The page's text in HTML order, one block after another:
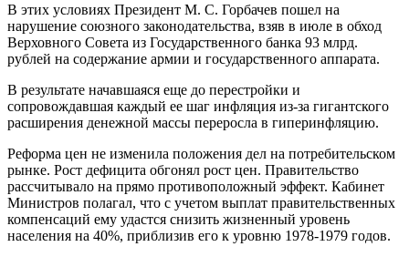
В этих условиях Президент М. С. Горбачев пошел на
нарушение союзного законодательства, взяв в июле в обход
Верховного Совета из Государственного банка 93 млрд.
рублей на содержание армии и государственного аппарата.
В результате начавшаяся еще до перестройки и
сопровождавшая каждый ее шаг инфляция из-за гигантского
расширения денежной массы переросла в гиперинфляцию.
Реформа цен не изменила положения дел на потребительском
рынке. Рост дефицита обгонял рост цен. Правительство
рассчитывало на прямо противоположный эффект. Кабинет
Министров полагал, что с учетом выплат правительственных
компенсаций ему удастся снизить жизненный уровень
населения на 40%, приблизив его к уровню 1978-1979 годов.